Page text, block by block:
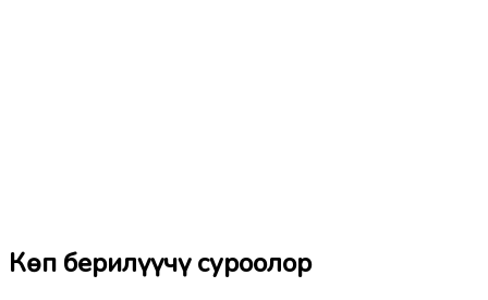
Көп берилүүчү суроолор